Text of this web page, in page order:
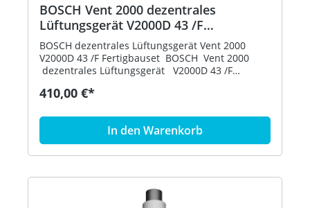
BOSCH Vent 2000 dezentrales
Lüftungsgerät V2000D 43 /F
Fertigbauset 7735600364 V2000
7735600364
BOSCH dezentrales Lüftungsgerät Vent 2000
V2000D 43 /F Fertigbauset BOSCH Vent 2000
dezentrales Lüftungsgerät V2000D 43 /F
Montagerohr ohne Außenhaube Ohne Trafo und
Dezentrales Gerät 7735600364 zur Kontrollierten
Wohnungslüftung mit Wärmerückgewinnung -
Effizient im paarweisen Betrieb mit hoher
Luftleistung von bis zu 43 m3/h -
regelbar - Leiser Betrieb und hohe Wärmerückge-
410,00 €*
In den Warenkorb